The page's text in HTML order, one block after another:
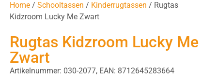
Home / Schooltassen / Kinderrugtassen / Rugtas
Kidzroom Lucky Me Zwart
Rugtas Kidzroom Lucky Me
Zwart
Artikelnummer: 030-2077, EAN: 8712645283664